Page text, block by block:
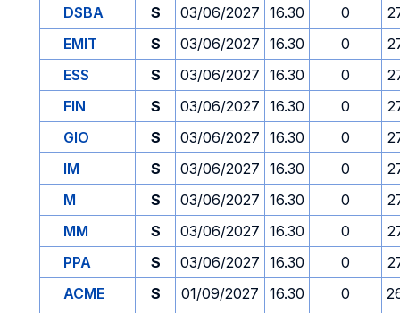
DSBA
S 03/06/2027 16.30 0
EMIT
S 03/06/2027 16.30 0
ESS
S 03/06/2027 16.30 0
FIN
S 03/06/2027 16.30 0
GIO
S 03/06/2027 16.30 0
IM
S 03/06/2027 16.30 0
M
S 03/06/2027 16.30 0
MM
S 03/06/2027 16.30 0
PPA
S 03/06/2027 16.30 0
ACME
S 01/09/2027 16.30 0